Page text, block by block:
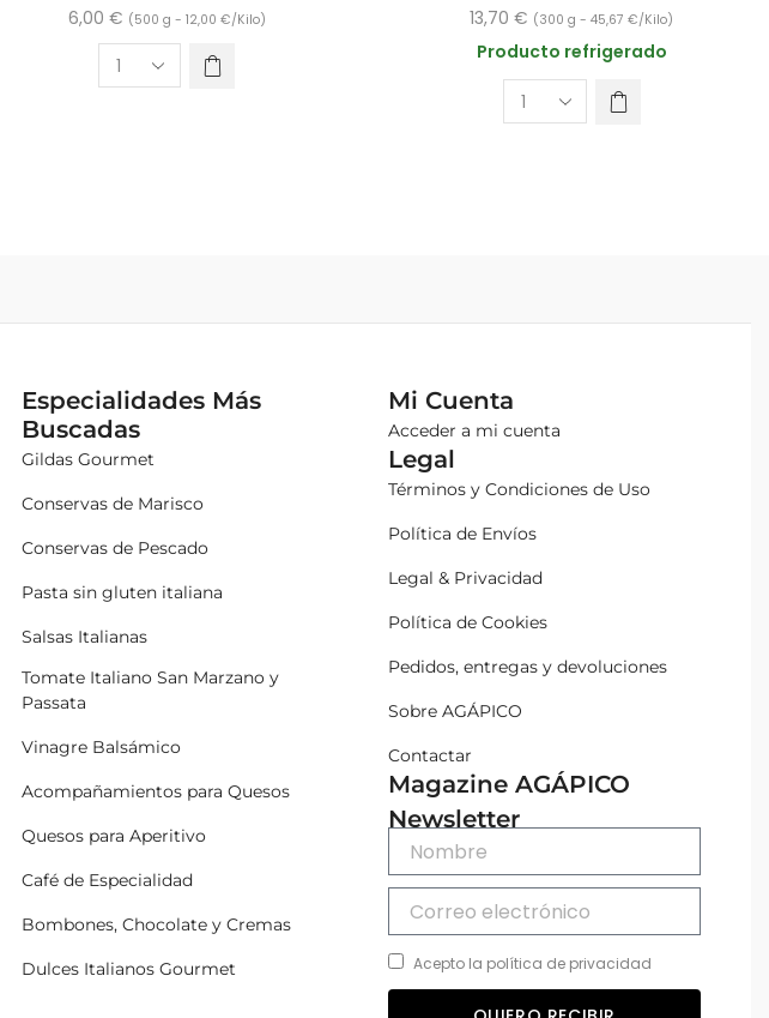
6,00 € (500 g - 12,00 €/Kilo) 13,70€ (300 g -45,67€/Kilo)
Producto refrigerado
Especialidades Más
Buscadas
Gildas Gourmet
Conservas de Marisco
Conservas de Pescado
Pasta sin gluten italiana
Salsas Italianas
Tomate Italiano San Marzano y
Passata
Vinagre Balsámico
Acompañamientos para Quesos
Quesos para Aperitivo
Café de Especialidad
Bombones, Chocolate y Cremas
Dulces Italianos Gourmet
Mi Cuenta
Acceder a mi cuenta
Legal
Términos y Condiciones de Uso
Política de Envíos
Legal & Privacidad
Política de Cookies
Pedidos, entregas y devoluciones
Sobre AGÁPICO
Contactar
Magazine AGÁPICO
Newsletter
Acepto la política de privacidad